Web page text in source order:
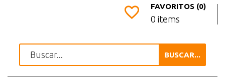
FAVORITOS (0)
0 items
BUSCAR...